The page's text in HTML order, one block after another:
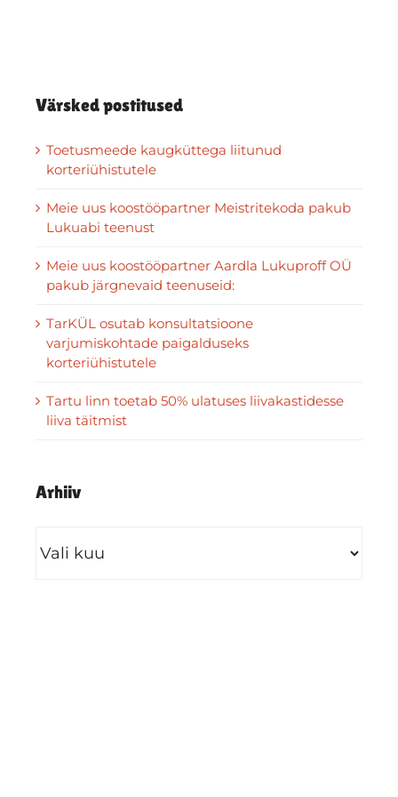
Värsked postitused
Toetusmeede kaugküttega liitunud
korteriühistutele
Meie uus koostööpartner Meistritekoda pakub
Lukuabi teenust
Meie uus koostööpartner Aardla Lukuproff OÜ
pakub järgnevaid teenuseid:
TarKÜL osutab konsultatsioone
varjumiskohtade paigalduseks
korteriühistutele
Tartu linn toetab 50% ulatuses liivakastidesse
liiva täitmist
Arhiiv